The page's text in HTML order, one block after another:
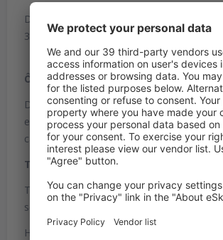
Dallas/Fort Worth International Airport
3200 E Airfield Dr, Dallas, TX 75261
Ônibus
Dallas Area Rapid Transit: a
estacionamento sul (Remote) pela rota
cada terminal, os preços variam de $ 15
Trens
Trinity Railway Express: o transporte de
segunda a sábado. Todos os preços são
Há paradas de táxis em cada terminal.